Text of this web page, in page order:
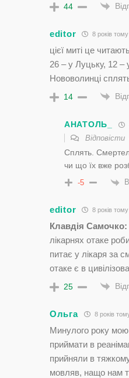
44
editor 8 років тому
цієї миті це
26 – у Луцьку, 12 –
Нововолинці
14
АНАТОЛЬ_
Відповісти
Сплять.
чи що їх вже
-5
editor 8 років тому
Клавдія Самочко:
лікарнях отаке
питає у лікаря за
отаке є в
25
Ольга 8 років
Минулого року
приймати в
прийняли в
мовляв, нащо нам